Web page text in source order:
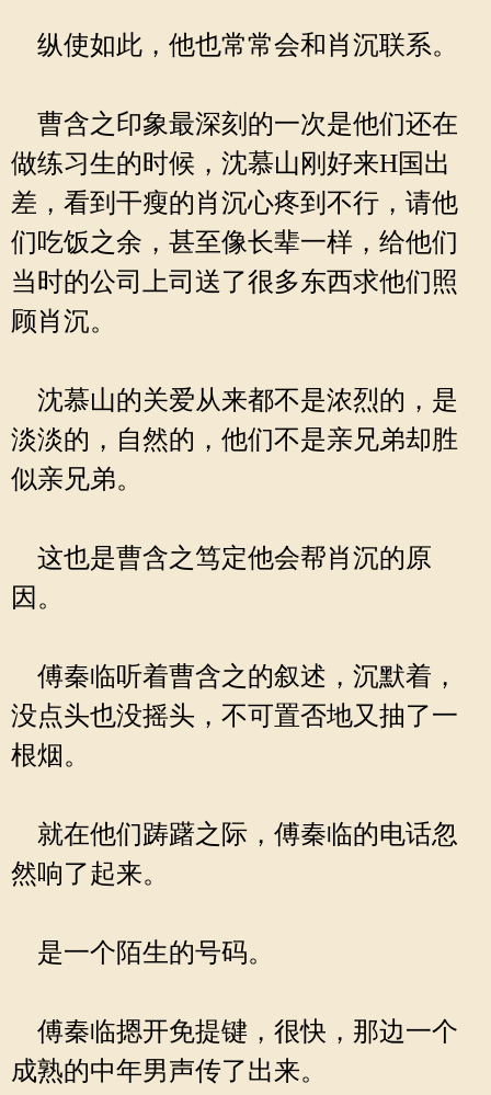
纵使如此，他也常常会和肖沉联系。
曹含之印象最深刻的一次是他们还在
做练习生的时候，沈慕山刚好来H国出
差，看到干瘦的肖沉心疼到不行，请他
们吃饭之余，甚至像长辈一样，给他们
当时的公司上司送了很多东西求他们照
顾肖沉。
沈慕山的关爱从来都不是浓烈的，是
淡淡的，自然的，他们不是亲兄弟却胜
似亲兄弟。
这也是曹含之笃定他会帮肖沉的原
因。
傅秦临听着曹含之的叙述，沉默着，
没点头也没摇头，不可置否地又抽了一
根烟。
就在他们踌躇之际，傅秦临的电话忽
然响了起来。
是一个陌生的号码。
傅秦临摁开免提键，很快，那边一个
成熟的中年男声传了出来。